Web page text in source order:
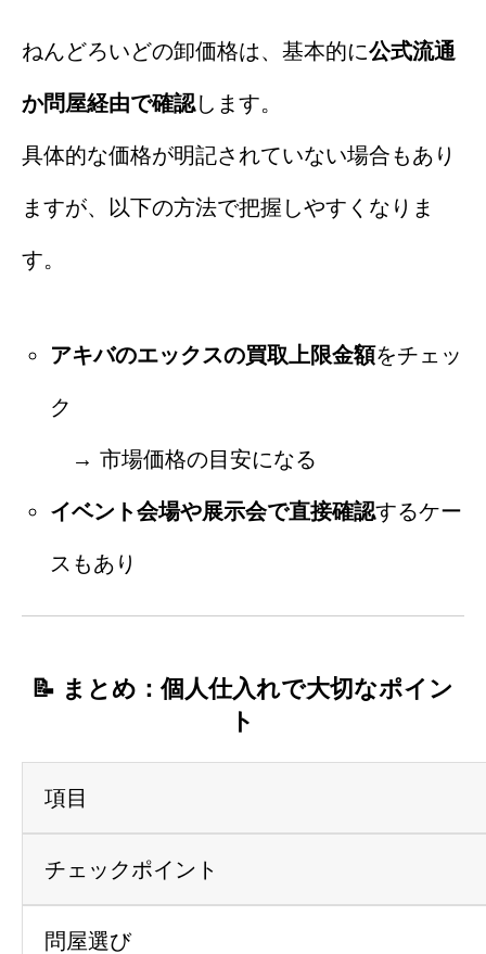
ねんどろいどの卸価格は、基本的に公式流通
か問屋経由で確認します。
具体的な価格が明記されていない場合もあり
ますが、以下の方法で把握しやすくなりま
す。
アキバのエックスの買取上限金額をチェッ
ク
→ 市場価格の目安になる
イベント会場や展示会で直接確認するケー
スもあり
📝 まとめ：個人仕入れで大切なポイン
ト
項目
チェックポイント
問屋選び